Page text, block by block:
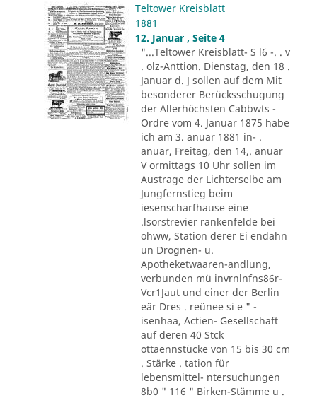
Teltower Kreisblatt
1881
12. Januar , Seite 4
"...Teltower Kreisblatt- S l6 -. . v
. olz-Anttion. Dienstag, den 18 .
Januar d. J sollen auf dem Mit
besonderer Berücksschugung
der Allerhöchsten Cabbwts -
Ordre vom 4. Januar 1875 habe
ich am 3. anuar 1881 in- .
anuar, Freitag, den 14,. anuar
V ormittags 10 Uhr sollen im
Austrage der Lichterselbe am
Jungfernstieg beim
iesenscharfhause eine
.lsorstrevier rankenfelde bei
ohww, Station derer Ei endahn
un Drognen- u.
Apotheketwaaren-andlung,
verbunden mü invrnlnfns86r-
Vcr1Jaut und einer der Berlin
eär Dres . reünee si e " -
isenhaa, Actien- Gesellschaft
auf deren 40 Stck
ottaennstücke von 15 bis 30 cm
. Stärke . tation für
lebensmittel- ntersuchungen
8b0 " 116 " Birken-Stämme u .